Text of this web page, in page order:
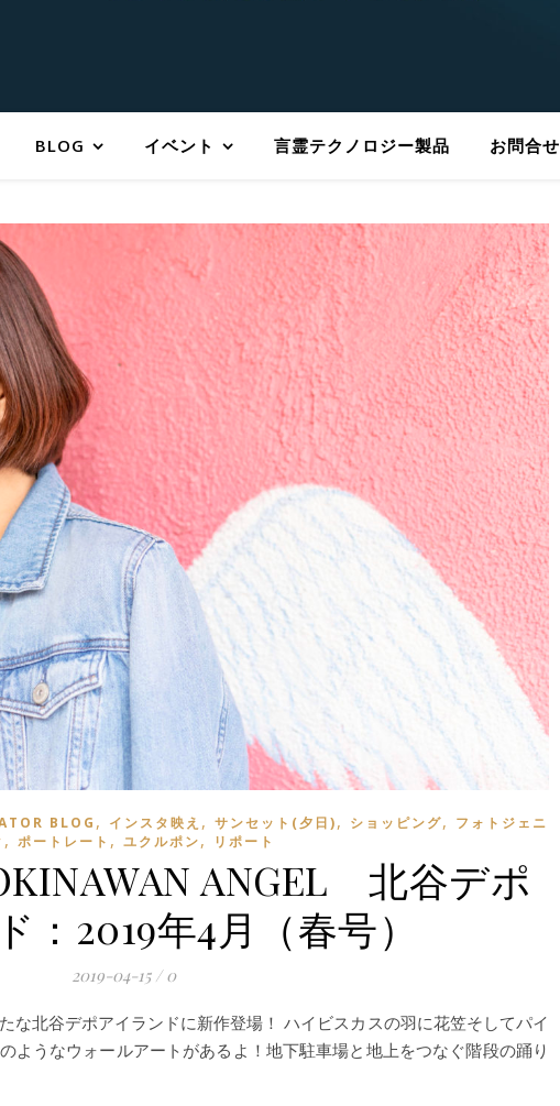
BLOG イベント 言霊テクノロジー製品 お問合せ
BLOG , インスタ映え , サンセット(夕日), ショッピング, フォトジェニ
, ポートレート , ユクルポン, リポート
ANGEL 北谷デポ
：2019年4月（春号）
2019-04-15 / 0
な北谷デポアイランドに新作登場！ ハイビスカスの羽に花笠そしてパイ
ようなウォールアートがあるよ！地下駐車場と地上をつなぐ階段の踊り